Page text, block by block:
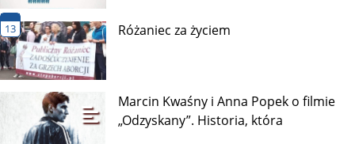
13 Różaniec za życiem
Marcin Kwaśny i Anna Popek o filmie
„Odzyskany”. Historia, która